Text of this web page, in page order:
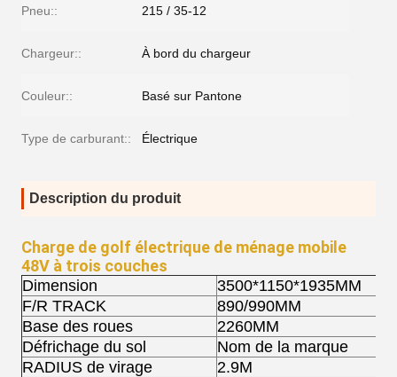
Pneu:: 215 / 35-12
Chargeur:: À bord du chargeur
Couleur:: Basé sur Pantone
Type de carburant:: Électrique
Description du produit
Charge de golf électrique de ménage mobile
48V à trois couches
Dimension
3500*1150*1935MM
F/R TRACK
890/990MM
Base des roues
2260MM
Défrichage du sol
Nom de la marque
RADIUS de virage
2.9M